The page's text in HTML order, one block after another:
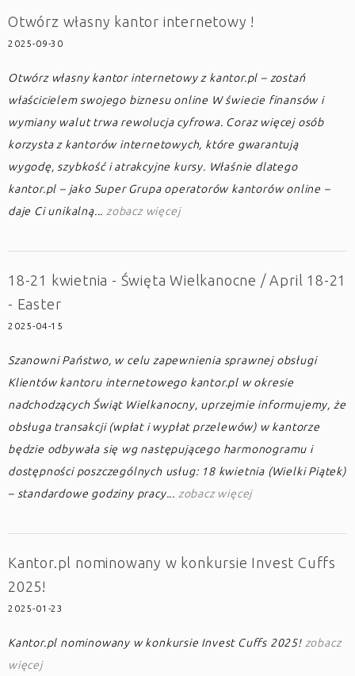
Otwórz własny kantor internetowy !
2025-09-30
Otwórz własny kantor internetowy z kantor.pl – zostań
właścicielem swojego biznesu online W świecie finansów i
wymiany walut trwa rewolucja cyfrowa. Coraz więcej osób
korzysta z kantorów internetowych, które gwarantują
wygodę, szybkość i atrakcyjne kursy. Właśnie dlatego
kantor.pl – jako Super Grupa operatorów kantorów online –
daje Ci unikalną... zobacz więcej
18-21 kwietnia - Święta Wielkanocne / April 18-21
- Easter
2025-04-15
Szanowni Państwo, w celu zapewnienia sprawnej obsługi
Klientów kantoru internetowego kantor.pl w okresie
nadchodzących Świąt Wielkanocny, uprzejmie informujemy, że
obsługa transakcji (wpłat i wypłat przelewów) w kantorze
będzie odbywała się wg następującego harmonogramu i
dostępności poszczególnych usług: 18 kwietnia (Wielki Piątek)
– standardowe godziny pracy... zobacz więcej
Kantor.pl nominowany w konkursie Invest Cuffs
2025!
2025-01-23
Kantor.pl nominowany w konkursie Invest Cuffs 2025! zobacz
więcej